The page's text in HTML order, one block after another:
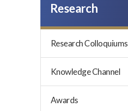
Research
Research Colloquiums
Knowledge Channel
Awards